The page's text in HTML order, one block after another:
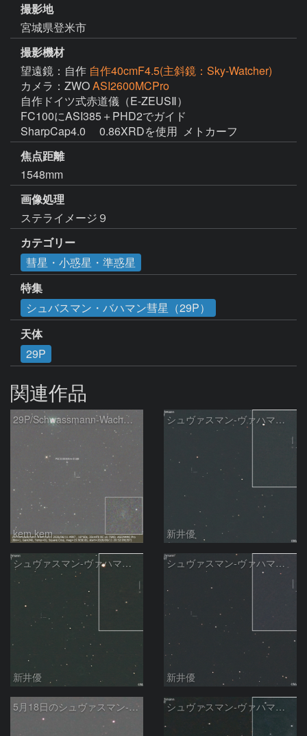
撮影地
宮城県登米市
撮影機材
望遠鏡：自作 自作40cmF4.5(主斜鏡：Sky-Watcher)
カメラ：ZWOASI2600MCPro
自作ドイツ式赤道儀（E-ZEUSⅡ）
FC100にASI385＋PHD2でガイド
SharpCap4.0 　0.86XRDを使用  メトカーフ
焦点距離
1548mm
画像処理
ステライメージ９
カテゴリー
彗星・小惑星・準惑星
特集
シュバスマン・バハマン彗星（29P）
天体
29P
関連作品
29P/Schwassmann-Wachmann
kem.kem
シュヴァスマン-ヴァハマン彗星 ( 29P )：2026/05/31
新井優
シュヴァスマン-ヴァハマン彗星 ( 29P )：2026/05/29
新井優
シュヴァスマン-ヴァハマン彗星 ( 29P )：2026/05/18
新井優
5月18日のシュヴァスマン-ヴァハマン第1彗星（29P） シュヴァスマン-ヴァハマン彗星 ( 29P )：2026/05/15